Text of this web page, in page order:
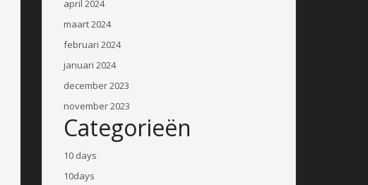
april 2024
maart 2024
februari 2024
januari 2024
december 2023
november 2023
Categorieën
10 days
10days